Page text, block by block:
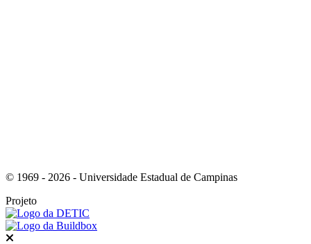
© 1969 - 2026 - Universidade Estadual de Campinas
Projeto